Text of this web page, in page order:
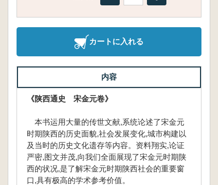
カートに入れる
内容
《陕西通史 宋金元卷》
本书运用大量的传世文献,系统论述了宋金元
时期陕西的历史面貌,社会发展变化,城市构建以
及当时的历史文化遗存等内容。资料翔实,论证
严密,图文并茂,向我们全面展现了宋金元时期陕
西的状况,是了解宋金元时期陕西社会的重要窗
口,具有极高的学术参考价值。